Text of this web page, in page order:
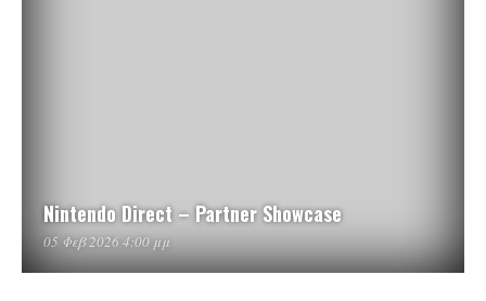
Nintendo Direct – Partner Showcase
05 Φεβ 2026 4:00 μμ